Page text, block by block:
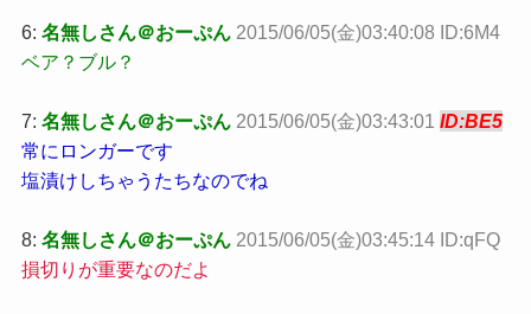
6: 名無しさん＠おーぷん 2015/06/05(金)03:40:08 ID:6M4
ベア？ブル？
7: 名無しさん＠おーぷん 2015/06/05(金)03:43:01 ID:BE5
常にロンガーです
塩漬けしちゃうたちなのでね
8: 名無しさん＠おーぷん 2015/06/05(金)03:45:14 ID:qFQ
損切りが重要なのだよ